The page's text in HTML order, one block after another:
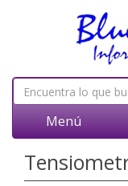
Menú